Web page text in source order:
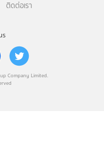
Company Limited.
ติดต่อเรา